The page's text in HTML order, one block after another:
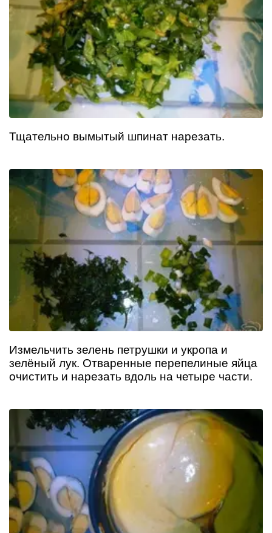
Тщательно вымытый шпинат нарезать.
Измельчить зелень петрушки и укропа и
зелёный лук. Отваренные перепелиные яйца
очистить и нарезать вдоль на четыре части.